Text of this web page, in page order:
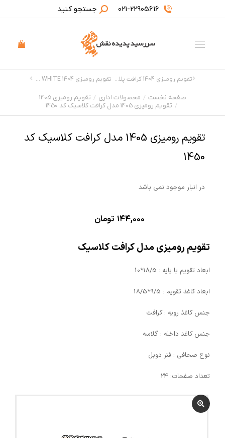
021-22905616 جستجو کنید
مکان شما:صفحه نخست محصولات اداری
تقویم رومیزی 1405
تقویم رومیزی 1405 مدل کرافت کلاسیک کد 1450
تقویم رومیزی 1404 کرافت پلاکدار رنگی تقویم رومیزی 1404 BLACK & WHITE
تقویم رومیزی 1405 مدل کرافت کلاسیک کد
1450
در انبار موجود نمی باشد
۱۴۴,۰۰۰ تومان
تقویم رومیزی مدل کرافت کلاسیک
ابعاد تقویم با پایه : 18/5*10
ابعاد کاغذ تقویم : 9/5*18/5
جنس کاغذ رویه : کرافت
جنس کاغد داخله : گلاسه
نوع صحافی : فنر دوبل
تعداد صفحات: 24